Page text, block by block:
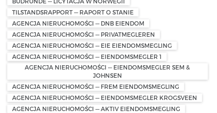
TILSTANDSRAPPORT — RAPORT O STANIE
AGENCJA NIERUCHOMOŚCI — DNB EIENDOM
AGENCJA NIERUCHOMOŚCI — PRIVATMEGLEREN
AGENCJA NIERUCHOMOŚCI — EIE EIENDOMSMEGLING
AGENCJA NIERUCHOMOŚCI — EIENDOMSMEGLER 1
AGENCJA NIERUCHOMOŚCI — EIENDOMSMEGLER SEM &
JOHNSEN
AGENCJA NIERUCHOMOŚCI — FREM EIENDOMSMEGLING
AGENCJA NIERUCHOMOŚCI — EIENDOMSMEGLER KROGSVEEN
AGENCJA NIERUCHOMOŚCI — AKTIV EIENDOMSMEGLING